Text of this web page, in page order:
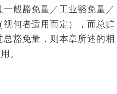
一般豁免量／工业豁免量／
视何者适用而定），而总贮
总豁免量，则本章所述的相
。